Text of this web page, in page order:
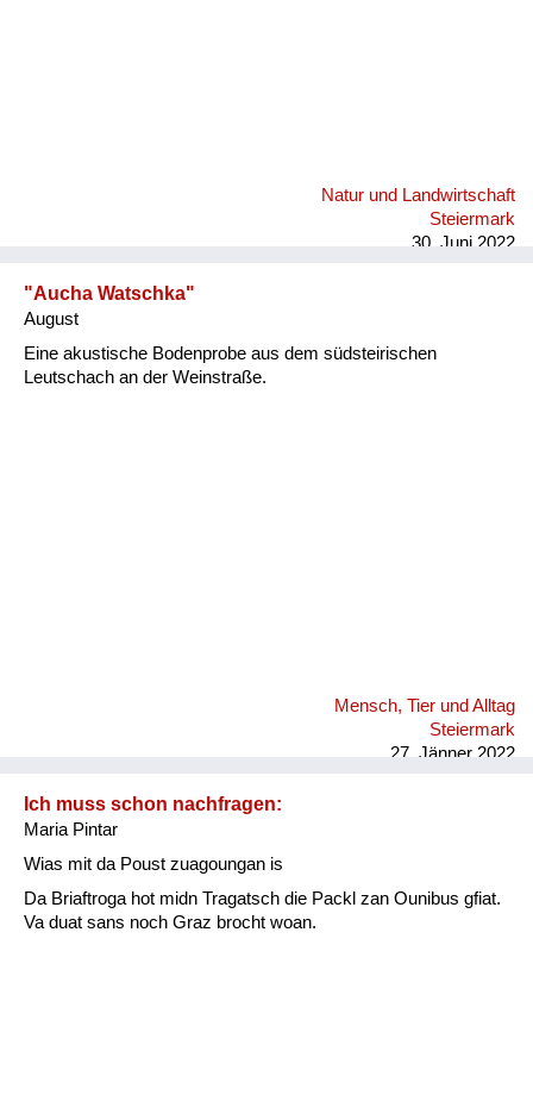
Natur und Landwirtschaft
Steiermark
30. Juni 2022
"Aucha Watschka"
August
Eine akustische Bodenprobe aus dem südsteirischen
Leutschach an der Weinstraße.
Mensch, Tier und Alltag
Steiermark
27. Jänner 2022
Ich muss schon nachfragen:
Maria Pintar
Wias mit da Poust zuagoungan is
Da Briaftroga hot midn Tragatsch die Packl zan Ounibus gfiat.
Va duat sans noch Graz brocht woan.